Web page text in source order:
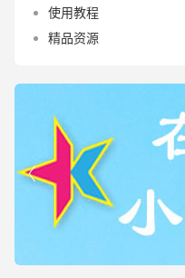
使用教程
精品资源
